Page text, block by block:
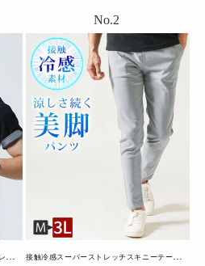
接
触冷感素材前立てデザインランダムテレコ半袖ポロシャツ 接
触冷感スーパーストレッチスキニーテーパードイージーチノパンツ